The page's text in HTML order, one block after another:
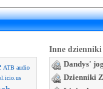
ATB audio
Inne dzienniki
Dandys'
Dzienniki